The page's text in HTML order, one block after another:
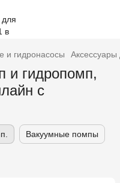
и гидронасосы
и гидропомп,
с
Вакуумные помпы